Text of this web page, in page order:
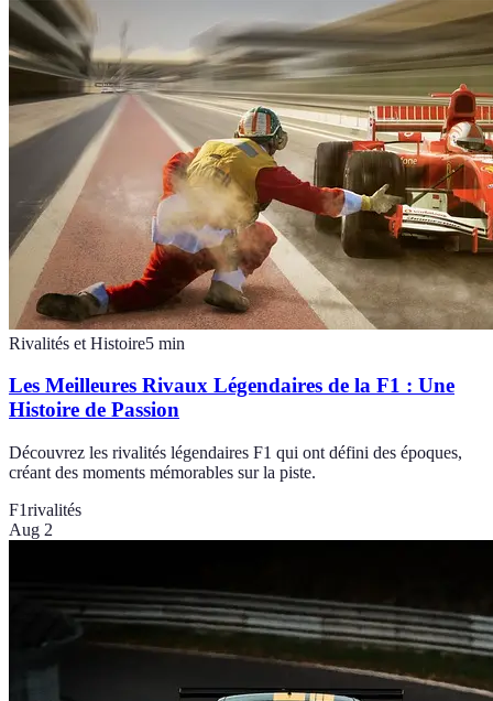
Rivalités et Histoire5 min
Les Meilleures Rivaux Légendaires de la F1 : Une
Histoire de Passion
Découvrez les rivalités légendaires F1 qui ont défini des époques,
créant des moments mémorables sur la piste.
F1rivalités
Aug 2